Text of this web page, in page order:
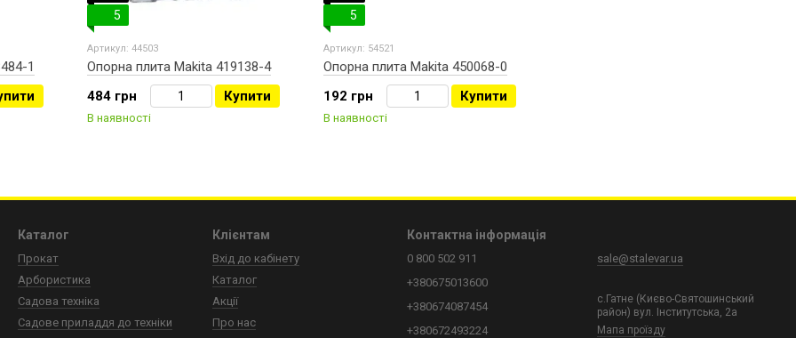
1
5
Артикул: 44503
Опорна плита Makita 419138-4
484 грн
Купити
В наявності
5
Артикул: 54521
Опорна плита Makita 450068-0
192 грн
Купити
В наявності
Каталог
Прокат
Арбористика
Садова техніка
Садове приладдя до техніки
Клієнтам
Вхід до кабінету
Каталог
Акції
Про нас
Контактна інформація
0 800 502 911
+380675013600
+380674087454
+380672493224
sale@stalevar.ua
с.Гатне (Києво-Святошинський
район) вул. Інститутська, 2а
Мапа проїзду